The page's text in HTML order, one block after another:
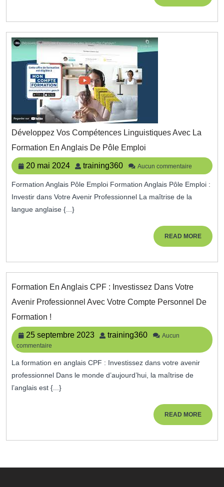
MORE
Développez Vos Compétences Linguistiques Avec La
Formation En Anglais De Pôle Emploi
Linguistiques
Avec
La
Formation
De
Pôle
Emploi
20 mai 2024
20
mai
2024
training360 training360
Aucun commentaire
Formation Anglais Pôle Emploi Formation Anglais Pôle Emploi :
Investir dans Votre Avenir Professionnel La maîtrise de la
langue anglaise {...}
READ MOREREAD
MORE
Formation En Anglais CPF : Investissez Dans Votre
Avenir Professionnel Avec Votre Compte Personnel De
Formation !
Anglais
CPF
:
Investissez
Votre
Avenir
25 septembre 2023
25
2023
training360 training360
Aucun
commentaire
La formation en anglais CPF : Investissez dans votre avenir
professionnel Dans le monde d’aujourd’hui, la maîtrise de
l’anglais est {...}
READ MOREREAD
MORE